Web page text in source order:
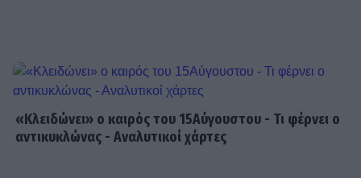
SHOWBIZ
Ειρήνη Νικολοπούλου: «Το Tik Tok
έχει γίνει το σόου όλου του
πλανήτη»
«Κλειδώνει» ο καιρός του 15Αύγουστου - Τι φέρνει ο
αντικυκλώνας - Αναλυτικοί χάρτες